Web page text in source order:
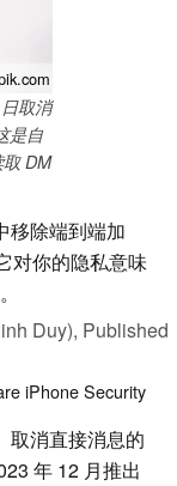
取消
是自
DM
移除端到端加
对你的隐私意味
Duy), Published
iPhoneSecurity
取消直接消息的
年 12 月推出